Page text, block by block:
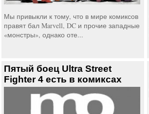
Мы привыкли к тому, что в мире комиксов
правят бал Marvell, DC и прочие западные
«монстры», однако оте...
Пятый боец Ultra Street
Fighter 4 есть в комиксах